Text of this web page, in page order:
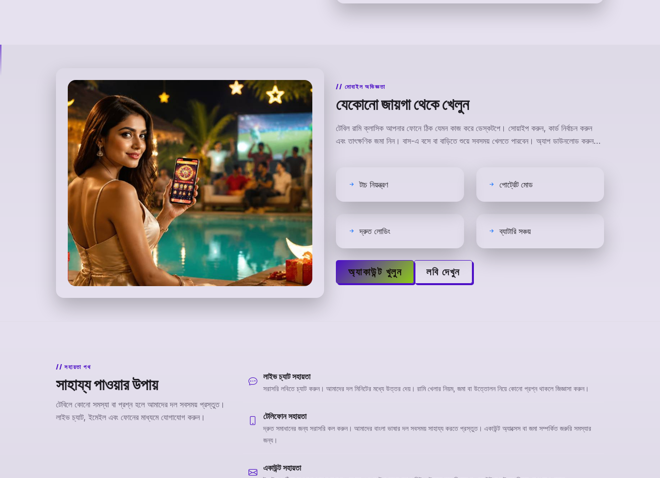
মোবাইল অভিজ্ঞতা
যেকোনো জায়গা থেকে খেলুন
টেবিল রামি ক্লাসিক আপনার ফোনে ঠিক যেমন কাজ করে ডেস্কটপে। সোয়াইপ করুন, কার্ড নির্বাচন করুন
এবং তাৎক্ষণিক জমা নিন। বাস-এ বসে বা বাড়িতে শুয়ে সবসময় খেলতে পারবেন। অ্যাপ ডাউনলোড করুন…
টাচ নিয়ন্ত্রণ পোর্ট্রেট মোড
দ্রুত লোডিং ব্যাটারি সঞ্চয়
অ্যাকাউন্ট খুলুন লবি দেখুন
সহায়তা পথ
সাহায্য পাওয়ার উপায়
টেবিলে কোনো সমস্যা বা প্রশ্ন হলে আমাদের দল সবসময় প্রস্তুত।
লাইভ চ্যাট, ইমেইল এবং ফোনের মাধ্যমে যোগাযোগ করুন।
লাইভ চ্যাট সহায়তা
সরাসরি লবিতে চ্যাট করুন। আমাদের দল মিনিটের মধ্যে উত্তর দেয়। রামি খেলার নিয়ম, জমা বা উত্তোলন নিয়ে কোনো প্রশ্ন থাকলে জিজ্ঞাসা করুন।
টেলিফোন সহায়তা
দ্রুত সমাধানের জন্য সরাসরি কল করুন। আমাদের বাংলা ভাষার দল সবসময় সাহায্য করতে প্রস্তুত। একাউন্ট অ্যাক্সেস বা জমা সম্পর্কিত জরুরি সমস্যার
জন্য।
একাউন্ট সহায়তা